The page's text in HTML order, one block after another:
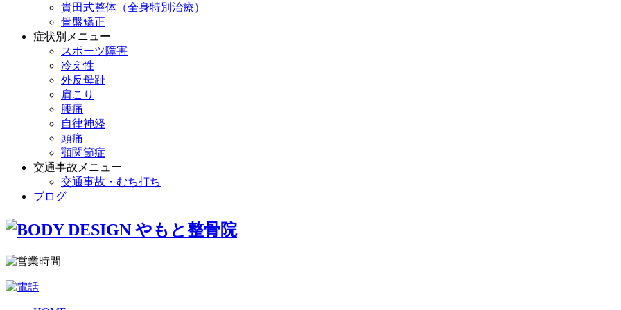
貴田式整体（全身特別治療）
骨盤矯正
症状別メニュー
スポーツ障害
冷え性
外反母趾
肩こり
腰痛
自律神経
頭痛
顎関節症
交通事故メニュー
交通事故・むち打ち
ブログ